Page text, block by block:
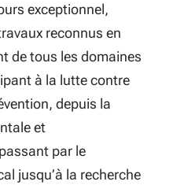
exceptionnel,
reconnus en
de tous les domaines
à la lutte contre
depuis la
et
par le
jusqu’à la recherche